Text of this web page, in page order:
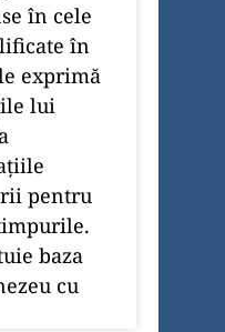
în cele
în
exprimă
lui
pentru
baza
cu